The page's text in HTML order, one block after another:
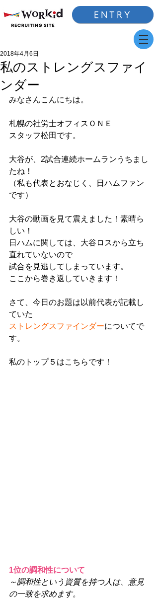
ENTRY
私のストレングスファイ
ンダー
2018年4月6日
みなさんこんにちは。
札幌の社労士オフィスＯＮＥ
スタッフ松田です。
大谷が、2試合連続ホームランうちまし
たね！
（私も代表とおなじく、日ハムファン
です）
大谷の動画を見て震えました！素晴ら
しい！
日ハムに関しては、大谷ロスから立ち
直れていないので
試合を見逃してしまっています。
ここから巻き返していきます！
さて、今日のお題は以前代表が記載し
ていた
ストレングスファインダーについてで
す。
私のトップ５はこちらです！
1位の調和性について
～調和性という資質を持つ人は、意見
の一致を求めます。